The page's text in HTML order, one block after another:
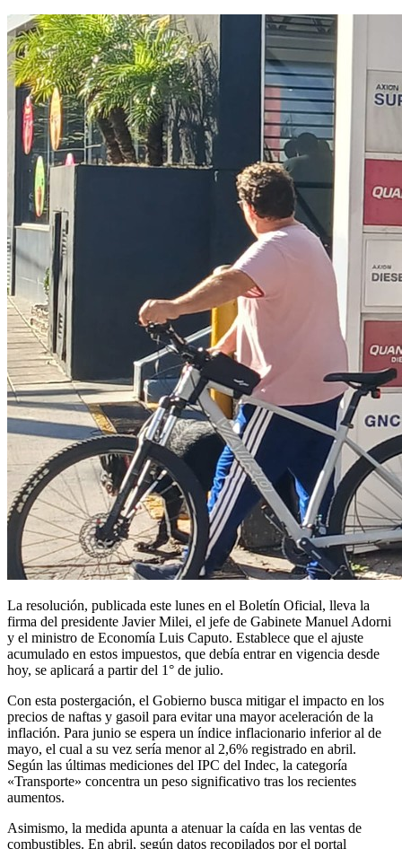
La resolución, publicada este lunes en el Boletín Oficial, lleva la
firma del presidente Javier Milei, el jefe de Gabinete Manuel Adorni
y el ministro de Economía Luis Caputo. Establece que el ajuste
acumulado en estos impuestos, que debía entrar en vigencia desde
hoy, se aplicará a partir del 1° de julio.
Con esta postergación, el Gobierno busca mitigar el impacto en los
precios de naftas y gasoil para evitar una mayor aceleración de la
inflación. Para junio se espera un índice inflacionario inferior al de
mayo, el cual a su vez sería menor al 2,6% registrado en abril.
Según las últimas mediciones del IPC del Indec, la categoría
«Transporte» concentra un peso significativo tras los recientes
aumentos.
Asimismo, la medida apunta a atenuar la caída en las ventas de
combustibles. En abril, según datos recopilados por el portal